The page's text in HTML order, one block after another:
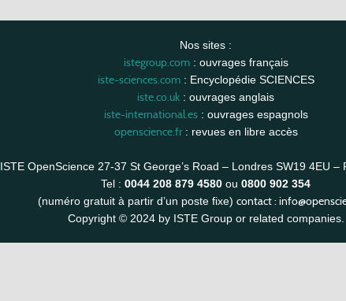
Nos sites :
istegroup.com: ouvrages français
iste-sciences.com: Encyclopédie SCIENCES
iste.co.uk : ouvrages anglais
iste-international.es: ouvrages espagnols
openscience.fr: revues en libre accès
ISTE OpenScience 27-37 St George’s Road – Londres SW19 4EU –
Tel : 0044 208 879 4580 ou 0800 902 354
(numéro gratuit à partir d’un poste fixe) contact :
Copyright © 2024 by ISTE Group or related companies.